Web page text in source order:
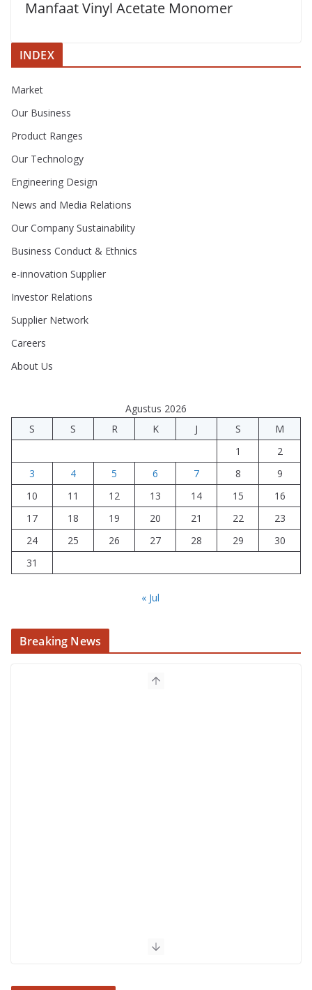
Manfaat Vinyl Acetate Monomer
INDEX
Market
Our Business
Product Ranges
Our Technology
Engineering Design
News and Media Relations
Our Company Sustainability
Business Conduct & Ethnics
e-innovation Supplier
Investor Relations
Supplier Network
Careers
About Us
Agustus 2026
S
S R K J S
M
1
2
3
4 5 6 7 8
9
10
11 12 13 14 15
16
17
18 19 20 21 22
23
24
25 26 27 28 29
30
31
« Jul
Breaking News